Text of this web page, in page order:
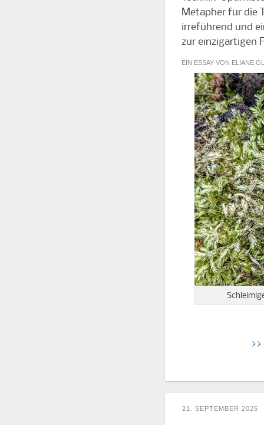
Metapher für die
irreführend und
zur einzigartigen
EIN ESSAY VON ELIANE
21. SEPTEMBER 2025